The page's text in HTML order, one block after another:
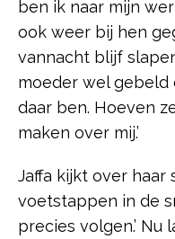
ben ik naar mijn
ook weer bij hen
vannacht blijf
moeder wel
daar ben. Hoeven
maken over mij.’
Jaffa kijkt over haar
voetstappen in de
precies volgen.’ Nu